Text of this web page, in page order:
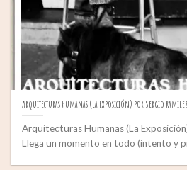
Arquitecturas Humanas (La Exposición) por Sergio Ramirez
Arquitecturas Humanas (La
Llega un momento en todo (intento y